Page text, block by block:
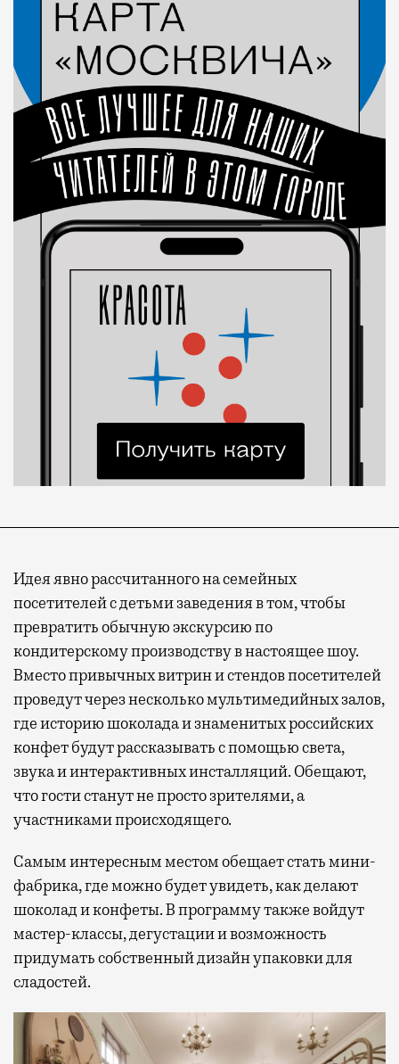
Идея явно рассчитанного на семейных
посетителей с детьми заведения в том, чтобы
превратить обычную экскурсию по
кондитерскому производству в настоящее шоу.
Вместо привычных витрин и стендов посетителей
проведут через несколько мультимедийных залов,
где историю шоколада и знаменитых российских
конфет будут рассказывать с помощью света,
звука и интерактивных инсталляций. Обещают,
что гости станут не просто зрителями, а
участниками происходящего.
Самым интересным местом обещает стать мини-
фабрика, где можно будет увидеть, как делают
шоколад и конфеты. В программу также войдут
мастер-классы, дегустации и возможность
придумать собственный дизайн упаковки для
сладостей.